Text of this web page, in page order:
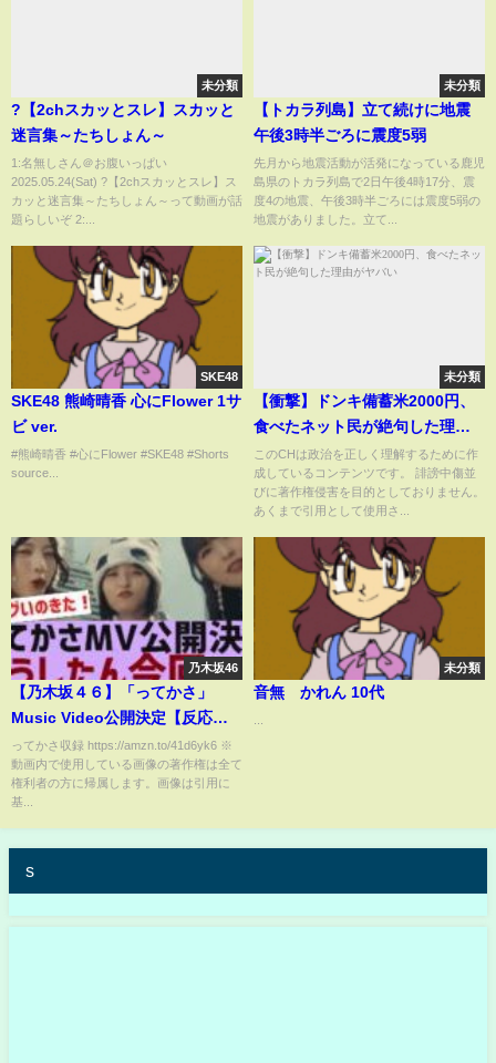
未分類
?【2chスカッとスレ】スカッと
迷言集～たちしょん～
1:名無しさん＠お腹いっぱい
2025.05.24(Sat) ?【2chスカッとスレ】ス
カッと迷言集～たちしょん～って動画が話
題らしいぞ 2:...
未分類
【トカラ列島】立て続けに地震
午後3時半ごろに震度5弱
先月から地震活動が活発になっている鹿児
島県のトカラ列島で2日午後4時17分、震
度4の地震、午後3時半ごろには震度5弱の
地震がありました。立て...
SKE48
SKE48 熊崎晴香 心にFlower 1サ
ビ ver.
#熊崎晴香 #心にFlower #SKE48 #Shorts
source...
未分類
【衝撃】ドンキ備蓄米2000円、
食べたネット民が絶句した理由
がヤバい
このCHは政治を正しく理解するために作
成しているコンテンツです。 誹謗中傷並
びに著作権侵害を目的としておりません。
あくまで引用として使用さ...
乃木坂46
【乃木坂４６】「ってかさ」
Music Video公開決定【反応
集】
ってかさ収録 https://amzn.to/41d6yk6 ※
動画内で使用している画像の著作権は全て
権利者の方に帰属します。画像は引用に
基...
未分類
音無 かれん 10代
s